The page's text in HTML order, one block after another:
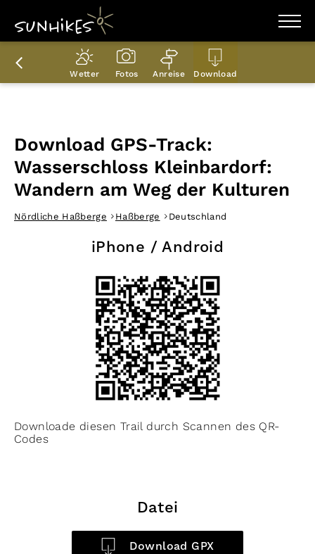
WANDERZIELE
WANDERUNGEN
ENTDECKEN
Wetter Fotos Anreise Download
Download GPS-Track:
Wasserschloss Kleinbardorf:
Wandern am Weg der Kulturen
Nördliche Haßberge Haßberge Deutschland
iPhone / Android
Downloade diesen Trail durch Scannen des QR-
Codes
Datei
Download GPX